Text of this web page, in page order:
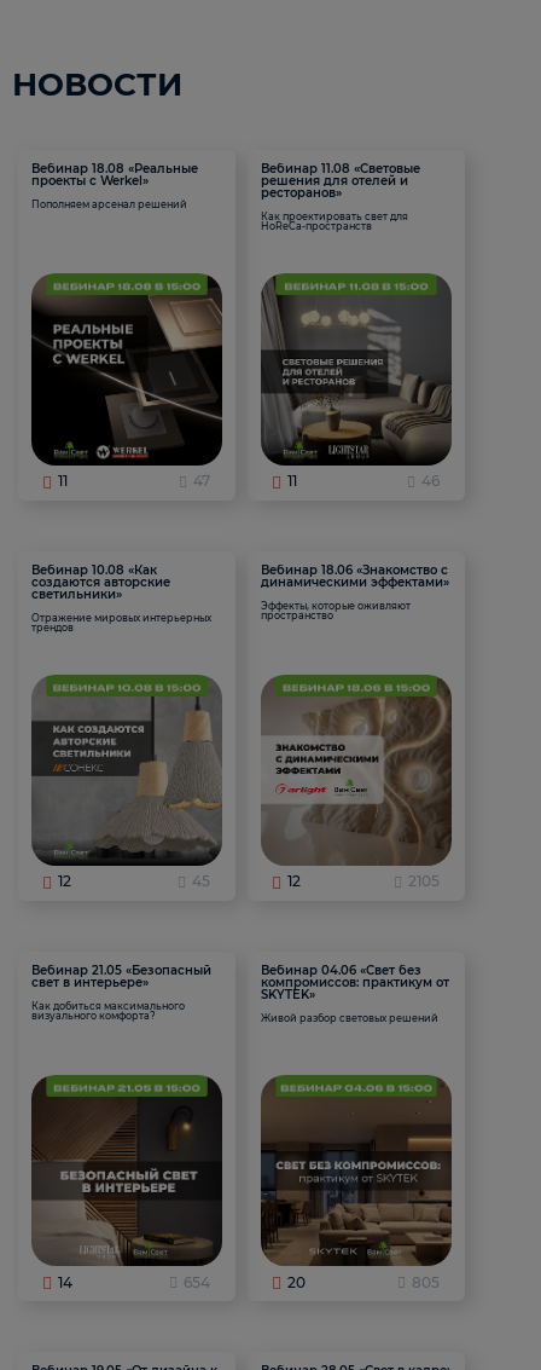
НОВОСТИ
Вебинар 18.08 «Реальные
проекты с Werkel»
Пополняем арсенал решений
11 47
Вебинар 11.08 «Световые
решения для отелей и
ресторанов»
Как проектировать свет для
HoReCa-пространств
11 46
Вебинар 10.08 «Как
создаются авторские
светильники»
Отражение мировых интерьерных
трендов
12 45
Вебинар 18.06 «Знакомство с
динамическими эффектами»
Эффекты, которые оживляют
пространство
12 2105
Вебинар 21.05 «Безопасный
свет в интерьере»
Как добиться максимального
визуального комфорта?
14 654
Вебинар 04.06 «Свет без
компромиссов: практикум от
SKYTEK»
Живой разбор световых решений
20 805